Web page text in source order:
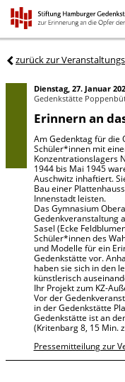
zurück zur
Dienstag, 27. Januar
Gedenkstätte
Erinnern an
Am Gedenktag für die
Schüler*innen mit
Konzentrationslagers
1944 bis Mai 1945
Auschwitz inhaftiert.
Bau einer
Innenstadt leisten.
Das Gymnasium
Gedenkveranstaltung
Sasel (Ecke
Schüler*innen des
und Modelle für ein
Gedenkstätte vor.
haben sie sich in den
künstlerisch
Ihr Projekt zum KZ-
Vor der
in der Gedenkstätte
Gedenkstätte ist an
(Kritenbarg 8, 15 Min.
Pressemitteilung zur